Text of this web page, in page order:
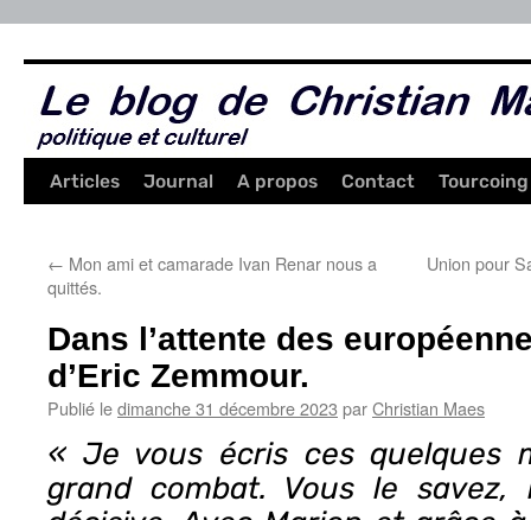
Articles Journal A propos Contact Tourcoing
← Mon ami et camarade Ivan Renar nous a
quittés.
Union pour
Dans l’attente des
d’Eric Zemmour.
Publié ledimanche 31 décembre 2023 parChristian Maes
« Je vous écris ces quelques
grand combat. Vous le savez,